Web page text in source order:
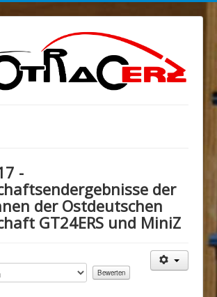
-
der
der Ostdeutschen
GT24ERS und MiniZ